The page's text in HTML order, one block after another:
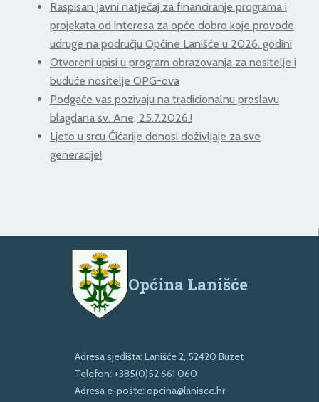
Raspisan Javni natječaj za financiranje programa i
projekata od interesa za opće dobro koje provode
udruge na području Općine Lanišće u 2026. godini
Otvoreni upisi u program obrazovanja za nositelje i
buduće nositelje OPG-ova
Podgaće vas pozivaju na tradicionalnu proslavu
blagdana sv. Ane, 25.7.2026.!
Ljeto u srcu Ćićarije donosi doživljaje za sve
generacije!
Općina Lanišće
Adresa sjedišta: Lanišće 2, 52420 Buzet
Telefon: +385(0)52 661 060
Adresa e-pošte: opcina@lanisce.hr